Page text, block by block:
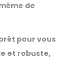
de
pour vous
et robuste,